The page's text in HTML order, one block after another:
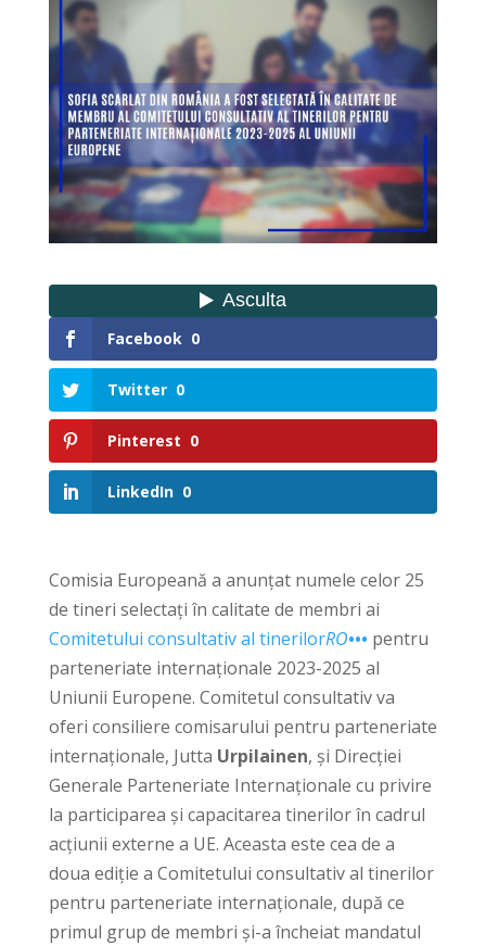
Facebook 0
Twitter 0
Pinterest 0
LinkedIn 0
Comisia Europeană a anunțat numele celor 25
de tineri selectați în calitate de membri ai
Comitetului consultativ al tinerilorRO••• pentru
parteneriate internaționale 2023-2025 al
Uniunii Europene. Comitetul consultativ va
oferi consiliere comisarului pentru parteneriate
internaționale, Jutta Urpilainen, și Direcției
Generale Parteneriate Internaționale cu privire
la participarea și capacitarea tinerilor în cadrul
acțiunii externe a UE. Aceasta este cea de a
doua ediție a Comitetului consultativ al tinerilor
pentru parteneriate internaționale, după ce
primul grup de membri și-a încheiat mandatul